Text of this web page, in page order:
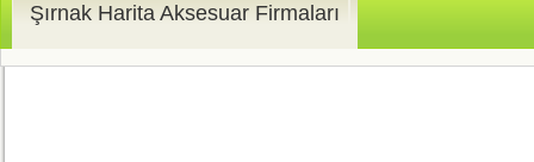
Şırnak Harita Aksesuar Firmaları